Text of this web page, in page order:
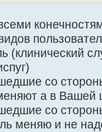
(клинический
со
а в
со
меняю и не